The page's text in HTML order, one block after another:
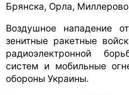
Брянска, Орла,
Воздушное нападение
зенитные ракетные
радиоэлектронной
систем и мобильные
обороны Украины.